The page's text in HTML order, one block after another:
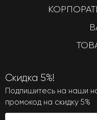
Скидка 5%!
Подпишитесь на наши
промокод на скидку 5%